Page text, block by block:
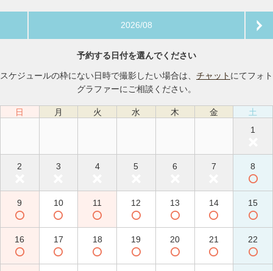
2026/08
予約する日付を選んでください
スケジュールの枠にない日時で撮影したい場合は、 チャット にてフォト
グラファーにご相談ください。
日 月 火 水 木 金
土
1
2 3 4 5 6 7 8
9 10 11 12 13 14 15
16 17 18 19 20 21 22